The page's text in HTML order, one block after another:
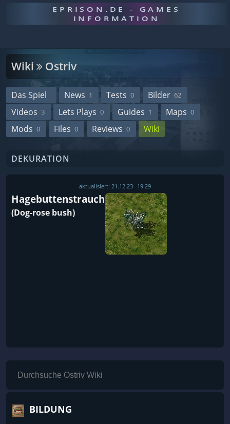
EPRISON.DE - GAMES
INFORMATION
Wiki Ostriv
Das Spiel News 1 Tests 0 Bilder 62
Videos 3 Lets Plays 0 Guides 1 Maps 0
Mods 0 Files 0 Reviews 0 Wiki
DEKURATION
aktualisiert: 21.12.23 19:29
Hagebuttenstrauch
(Dog-rose bush)
BILDUNG